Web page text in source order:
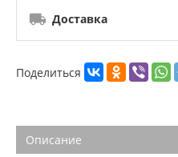
Доставка
Поделиться
Описание